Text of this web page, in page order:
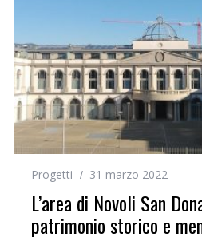
Progetti 31 marzo 2022
L’area di Novoli San
patrimonio storico e